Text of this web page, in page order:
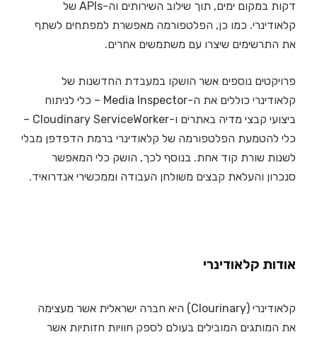
דקות במקום ימים, תוך שילוב השירותים וה-APIs של
קלאודינרי. כמו כן, הפלטפורמה מאפשרת למפתחים לשתף
את התרשימים שיצרו עם משתמשים אחרים.
פרויקטים נוספים אשר הושקו במעבדת החדשנות של
קלאודינרי כוללים את ה-Media Inspector – כלי לניתוח
ביצועי קבצי מדיה באתרים ו-Cloudinary ServiceWorker –
כלי להטמעת הפלטפורמה של קלאודינרי ברמת הדפדפן מבלי
לשנות שורת קוד אחת. בנוסף לכך, הושק כלי המאפשר
סנכרון והעלאת קבצים משולחן העבודה וממכשירי אנדרואיד.
אודות קלאודינרי
קלאודינרי (Clourinary) היא חברה ישראלית אשר מעצימה
את המותגים המובילים בעולם לספק חוויות חזותיות אשר